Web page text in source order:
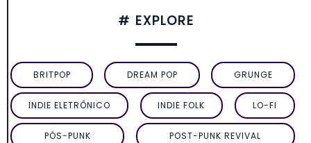
# EXPLORE
BRITPOP DREAM POP GRUNGE
INDIE ELETRÔNICO INDIE FOLK LO-FI
PÓS-PUNK POST-PUNK REVIVAL